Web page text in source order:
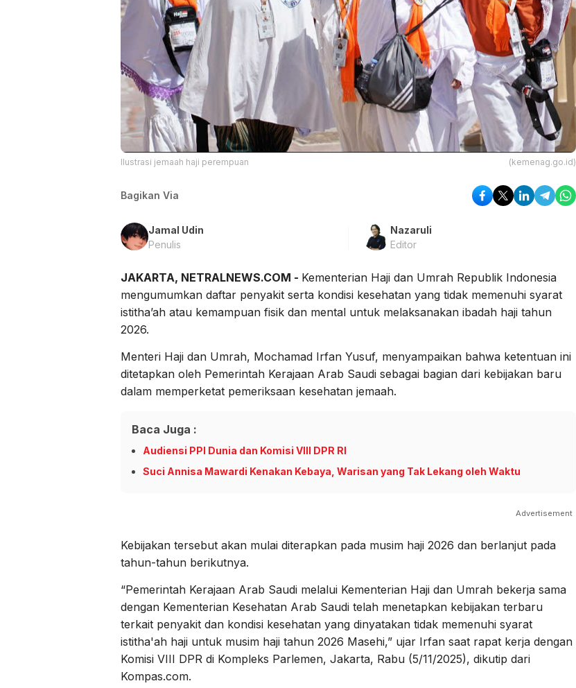
Ilustrasi jemaah haji perempuan (kemenag.go.id)
Bagikan Via
Jamal Udin
Penulis
Nazaruli
Editor
JAKARTA, NETRALNEWS.COM - Kementerian Haji dan Umrah Republik Indonesia
mengumumkan daftar penyakit serta kondisi kesehatan yang tidak memenuhi syarat
istitha’ah atau kemampuan fisik dan mental untuk melaksanakan ibadah haji tahun
2026.
Menteri Haji dan Umrah, Mochamad Irfan Yusuf, menyampaikan bahwa ketentuan ini
ditetapkan oleh Pemerintah Kerajaan Arab Saudi sebagai bagian dari kebijakan baru
dalam memperketat pemeriksaan kesehatan jemaah.
Baca Juga :
Audiensi PPI Dunia dan Komisi VIII DPR RI
Suci Annisa Mawardi Kenakan Kebaya, Warisan yang Tak Lekang oleh Waktu
Advertisement
Kebijakan tersebut akan mulai diterapkan pada musim haji 2026 dan berlanjut pada
tahun-tahun berikutnya.
“Pemerintah Kerajaan Arab Saudi melalui Kementerian Haji dan Umrah bekerja sama
dengan Kementerian Kesehatan Arab Saudi telah menetapkan kebijakan terbaru
terkait penyakit dan kondisi kesehatan yang dinyatakan tidak memenuhi syarat
istitha'ah haji untuk musim haji tahun 2026 Masehi,” ujar Irfan saat rapat kerja dengan
Komisi VIII DPR di Kompleks Parlemen, Jakarta, Rabu (5/11/2025), dikutip dari
Kompas.com.